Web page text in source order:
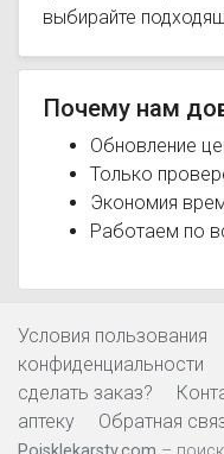
выбирайте
Почему нам
Обновление
Только
Экономия
Работаем по
Условия пользования
конфиденциальности
сделать заказ?
аптеку
Обратная